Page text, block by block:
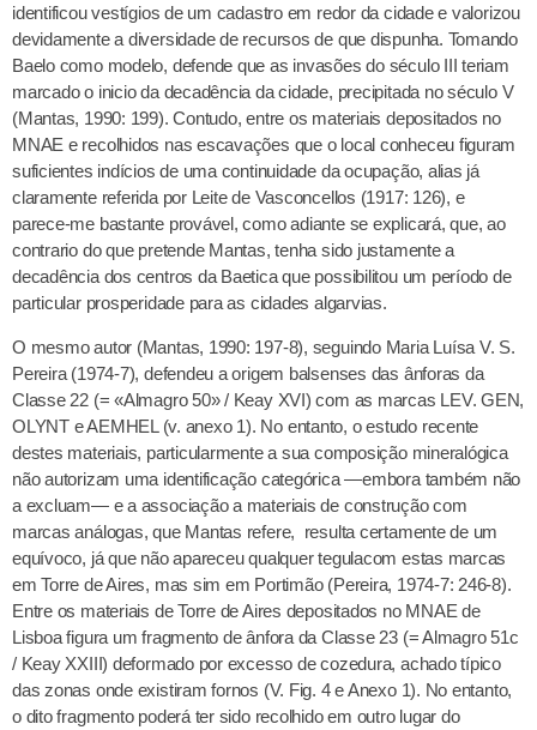
identificou vestígios de um cadastro em redor da cidade e valorizou
devidamente a diversidade de recursos de que dispunha. Tomando
Baelo como modelo, defende que as invasões do século III teriam
marcado o inicio da decadência da cidade, precipitada no século V
(Mantas, 1990: 199). Contudo, entre os materiais depositados no
MNAE e recolhidos nas escavações que o local conheceu figuram
suficientes indícios de uma continuidade da ocupação, alias já
claramente referida por Leite de Vasconcellos (1917: 126), e
parece-me bastante provável, como adiante se explicará, que, ao
contrario do que pretende Mantas, tenha sido justamente a
decadência dos centros da Baetica que possibilitou um período de
particular prosperidade para as cidades algarvias.
O mesmo autor (Mantas, 1990: 197-8), seguindo Maria Luísa V. S.
Pereira (1974-7), defendeu a origem balsenses das ânforas da
Classe 22 (= «Almagro 50» / Keay XVI) com as marcas LEV. GEN,
OLYNT e AEMHEL (v. anexo 1). No entanto, o estudo recente
destes materiais, particularmente a sua composição mineralógica
não autorizam uma identificação categórica —embora também não
a excluam— e a associação a materiais de construção com
marcas análogas, que Mantas refere, resulta certamente de um
equívoco, já que não apareceu qualquer tegulacom estas marcas
em Torre de Aires, mas sim em Portimão (Pereira, 1974-7: 246-8).
Entre os materiais de Torre de Aires depositados no MNAE de
Lisboa figura um fragmento de ânfora da Classe 23 (= Almagro 51c
/ Keay XXIII) deformado por excesso de cozedura, achado típico
das zonas onde existiram fornos (V. Fig. 4 e Anexo 1). No entanto,
o dito fragmento poderá ter sido recolhido em outro lugar do